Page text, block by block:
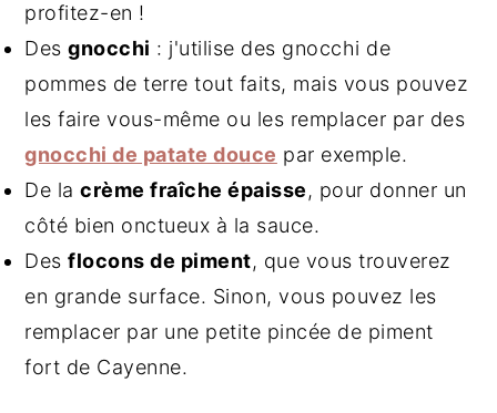
profitez-en !
Desgnocchi : j'utilise des gnocchi de
pommes de terre tout faits, mais vous pouvez
les faire vous-même ou les remplacer par des
gnocchi de patate douce par exemple.
De lacrème fraîche épaisse, pour donner un
côté bien onctueux à la sauce.
Desflocons de piment, que vous trouverez
en grande surface. Sinon, vous pouvez les
remplacer par une petite pincée de piment
fort de Cayenne.